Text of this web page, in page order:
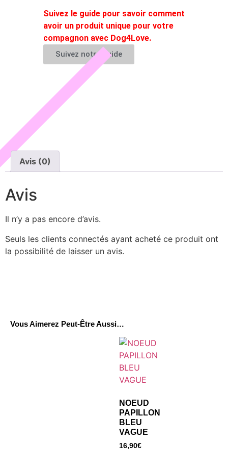
Suivez le guide pour savoir comment
avoir un produit unique pour votre
compagnon avec Dog4Love.
Suivez notre guide
Avis (0)
Avis
Il n’y a pas encore d’avis.
Seuls les clients connectés ayant acheté ce produit ont
la possibilité de laisser un avis.
Vous Aimerez Peut-Être Aussi…
NOEUD
PAPILLON
BLEU
VAGUE
16,90€